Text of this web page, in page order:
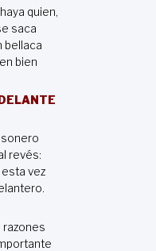
quien,
saca
bellaca
bien
revés:
vez
razones